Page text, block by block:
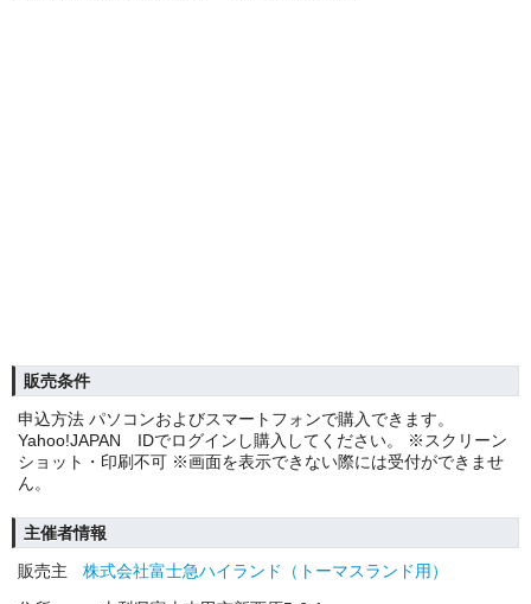
販売条件
申込方法 パソコンおよびスマートフォンで購入できます。
Yahoo!JAPAN IDでログインし購入してください。 ※スクリーン
ショット・印刷不可 ※画面を表示できない際には受付ができませ
ん。
主催者情報
販売主
株式会社富士急ハイランド（トーマスランド用）